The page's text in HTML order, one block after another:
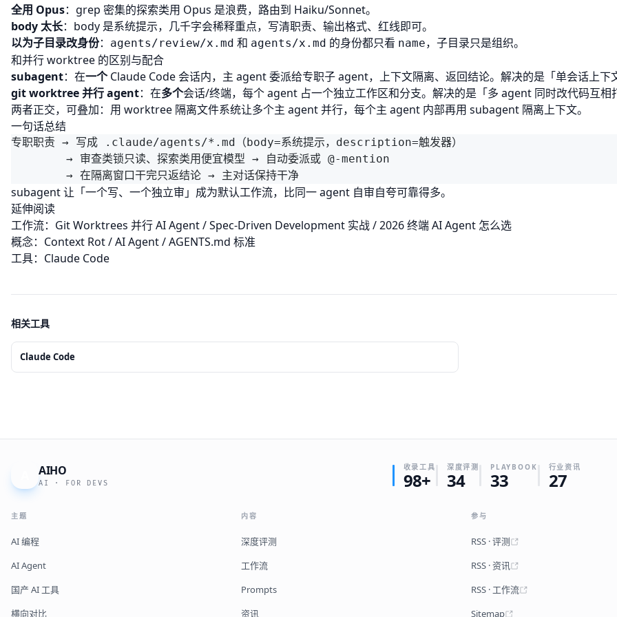
全用 Opus：grep 密集的探索类用 Opus 是浪费，路由到 Haiku/Sonnet。
body 太长：body 是系统提示，几千字会稀释重点，写清职责、输出格式、红线即可。
以为子目录改身份： agents/review/x.md 和 agents/x.md 的身份都只看 name，子目录只是组织。
和并行 worktree 的区别与配合
subagent：在一个Claude Code 会话内，主 agent 委派给专职子 agent，上下文隔离、返回结论。解决的是「单会话上下
git worktree 并行 agent：在多个会话/终端，每个 agent 占一个独立工作区和分支。解决的是「多 agent 同时改代码互相
两者正交，可叠加：用 worktree 隔离文件系统让多个主 agent 并行，每个主 agent 内部再用 subagent 隔离上下文。
一句话总结
专职职责 → 写成 .claude/agents/*.md（body=系统提示，description=触发器）
        → 审查类锁只读、探索类用便宜模型 → 自动委派或 @-mention
subagent 让「一个写、一个独立审」成为默认工作流，比同一 agent 自审自夸可靠得多。
延伸阅读
工作流： Git Worktrees 并行 AI Agent/Spec-Driven Development 实战/2026 终端 AI Agent 怎么选
概念： Context Rot/AI Agent/AGENTS.md 标准
工具： Claude Code
相关工具
Claude Code
AIHO
AI · FOR DEVS
收录工具
98+
深度评测
34
PLAYBOOK
33
行业资讯
27
主题
AI 编程
AI Agent
国产 AI 工具
横向对比
内容
深度评测
工作流
Prompts
资讯
参与
RSS · 评测
RSS · 资讯
RSS · 工作流
Sitemap